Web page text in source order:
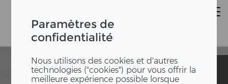
Paramètres de
confidentialité
Nous utilisons des cookies et d'autres
technologies ("cookies") pour vous offrir la
meilleure expérience possible lorsque
Maison
particulière
Maison
particulière